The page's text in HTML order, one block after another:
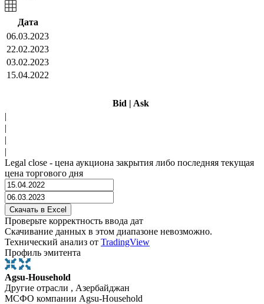
Дата
06.03.2023
22.02.2023
03.02.2023
15.04.2022
Bid | Ask
|
|
|
|
Legal close - цена аукциона закрытия либо последняя текущая
цена торгового дня
Проверьте корректность ввода дат
Скачивание данных в этом диапазоне невозможно.
Технический анализ от TradingView
Профиль эмитента
Agsu-Household
Другие отрасли , Азербайджан
МСФО компании Agsu-Household